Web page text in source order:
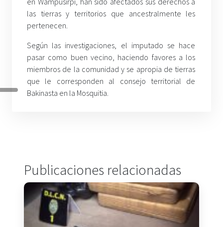
las tierras y territorios que ancestralmente les
pertenecen.
Según las investigaciones, el imputado se hace
pasar como buen vecino, haciendo favores a los
miembros de la comunidad y se apropia de tierras
que le corresponden al consejo territorial de
Bakinasta en la Mosquitia.
Publicaciones relacionadas